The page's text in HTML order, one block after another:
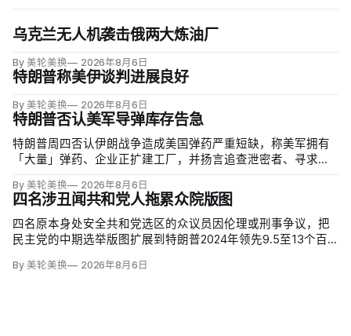
乌克兰无人机袭击俄两大炼油厂
By 美轮美换 2026年8月6日
特朗普称美伊谈判进展良好
By 美轮美换 2026年8月6日
特朗普否认美军导弹库存告急
特朗普周四否认伊朗战争造成美国弹药严重短缺，称美军拥有
「大量」弹药、企业正扩建工厂，并扬言追查泄密者、寻求长
动」中几乎耗尽全球陆军战术导弹系统（ATACMS）与精确打
击导弹库存，爱国者和末段高空区域防御系统（THAAD）拦
截…
By 美轮美换 2026年8月6日
四名涉丑闻共和党人拖累众院版图
四名原本身处安全共和党选区的众议员因伦理或刑事争议，把
民主党的中期选举版图扩展到特朗普2024年领先9.5至13个百
道德委员会认定性骚扰女助理后退选，其选区已被列为胜负难
By 美轮美换 2026年8月6日